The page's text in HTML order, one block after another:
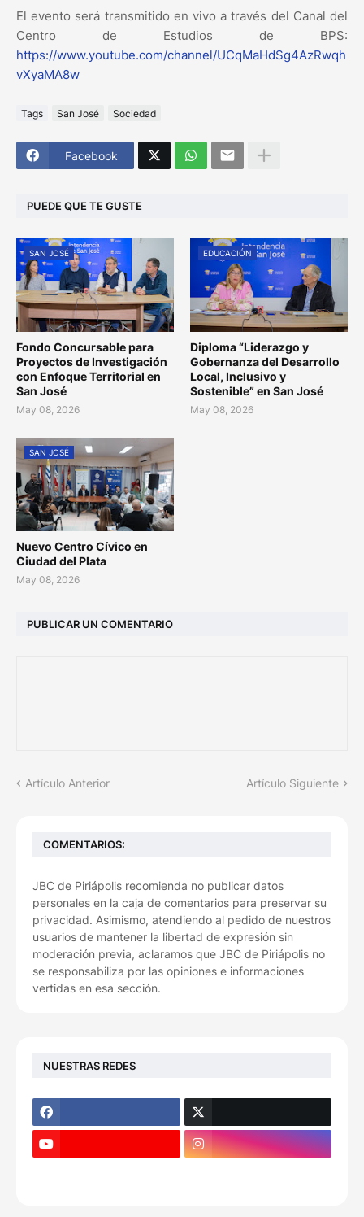
El evento será transmitido en vivo a través del Canal del
Centro de Estudios de BPS:
https://www.youtube.com/channel/UCqMaHdSg4AzRwqh
vXyaMA8w
Tags San José Sociedad
Facebook
PUEDE QUE TE GUSTE
SAN JOSÉ
Fondo Concursable para
Proyectos de Investigación
con Enfoque Territorial en
San José
May 08, 2026
EDUCACIÓN
Diploma “Liderazgo y
Gobernanza del Desarrollo
Local, Inclusivo y
Sostenible” en San José
May 08, 2026
SAN JOSÉ
Nuevo Centro Cívico en
Ciudad del Plata
May 08, 2026
PUBLICAR UN COMENTARIO
Artículo Anterior Artículo Siguiente
COMENTARIOS:
JBC de Piriápolis recomienda no publicar datos
personales en la caja de comentarios para preservar su
privacidad. Asimismo, atendiendo al pedido de nuestros
usuarios de mantener la libertad de expresión sin
moderación previa, aclaramos que JBC de Piriápolis no
se responsabiliza por las opiniones e informaciones
vertidas en esa sección.
NUESTRAS REDES